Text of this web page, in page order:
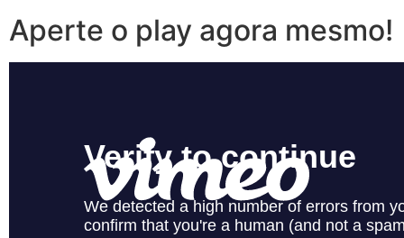
Aperte o play agora mesmo!